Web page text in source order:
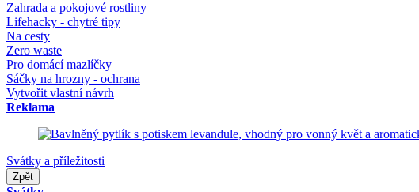
Zahrada a pokojové rostliny
Lifehacky - chytré tipy
Na cesty
Zero waste
Pro domácí mazlíčky
Sáčky na hrozny - ochrana
Vytvořit vlastní návrh
Reklama
Svátky a příležitosti
Zpět